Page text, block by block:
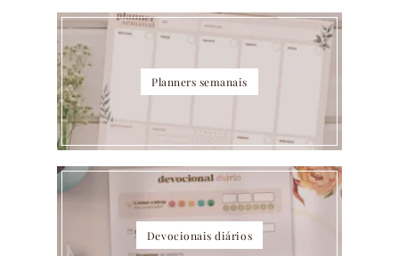
Planners semanais
Devocionais diários